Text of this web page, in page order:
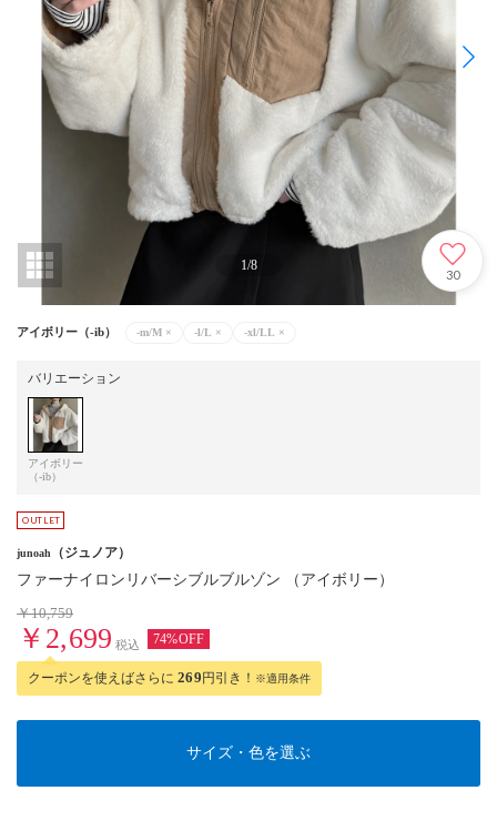
1/8
30
アイボリー（-ib） -m/M × -l/L × -xl/LL ×
バリエーション
アイボリー
（-ib）
junoah （ジュノア）
ファーナイロンリバーシブルブルゾン （アイボリー）
￥10,759
￥2,699 税込 74%OFF
クーポンを使えばさらに 269円引き！ ※適用条件
サイズ・色を選ぶ